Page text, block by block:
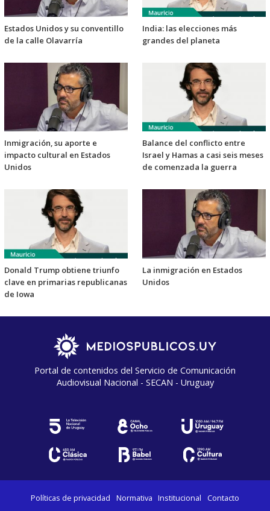
Estados Unidos y su conventillo
de la calle Olavarría
India: las elecciones más
grandes del planeta
Inmigración, su aporte e
impacto cultural en Estados
Unidos
Balance del conflicto entre
Israel y Hamas a casi seis meses
de comenzada la guerra
Donald Trump obtiene triunfo
clave en primarias republicanas
de Iowa
La inmigración en Estados
Unidos
Portal de contenidos del Servicio de Comunicación
Audiovisual Nacional - SECAN - Uruguay
Políticas de privacidad Normativa Institucional Contacto